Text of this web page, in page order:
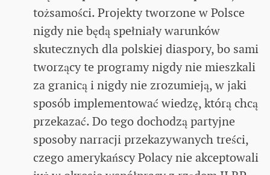
tożsamości. Projekty tworzone w Polsce
nigdy nie będą spełniały warunków
skutecznych dla polskiej diaspory, bo sami
tworzący te programy nigdy nie mieszkali
za granicą i nigdy nie zrozumieją, w jaki
sposób implementować wiedzę, którą chcą
przekazać. Do tego dochodzą partyjne
sposoby narracji przekazywanych treści,
czego amerykańscy Polacy nie akceptowali